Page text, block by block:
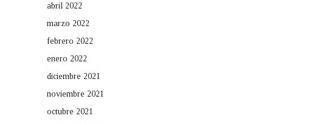
abril 2022
marzo 2022
febrero 2022
enero 2022
diciembre 2021
noviembre 2021
octubre 2021